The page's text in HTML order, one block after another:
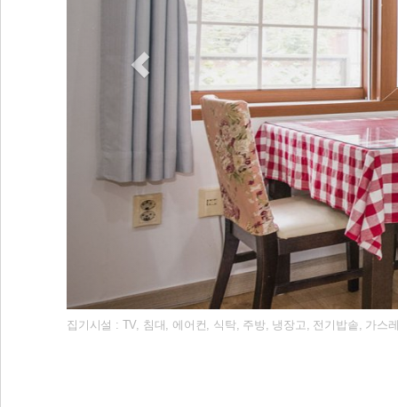
집기시설 : TV, 침대, 에어컨, 식탁, 주방, 냉장고, 전기밥솥, 가스